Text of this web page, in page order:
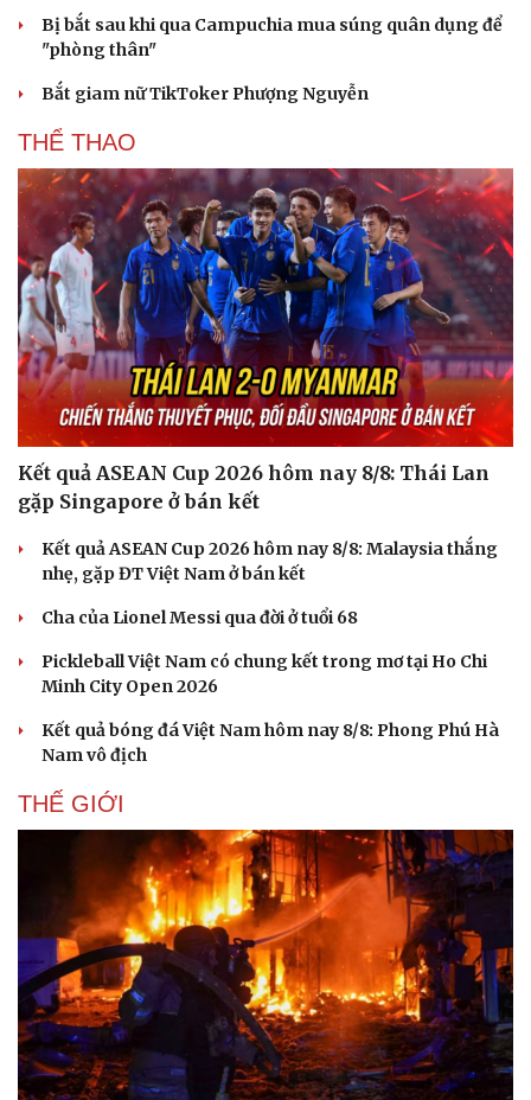
Bị bắt sau khi qua Campuchia mua súng quân dụng để
"phòng thân"
Bắt giam nữ TikToker Phượng Nguyễn
THỂ THAO
Kết quả ASEAN Cup 2026 hôm nay 8/8: Thái Lan
gặp Singapore ở bán kết
Kết quả ASEAN Cup 2026 hôm nay 8/8: Malaysia thắng
nhẹ, gặp ĐT Việt Nam ở bán kết
Cha của Lionel Messi qua đời ở tuổi 68
Pickleball Việt Nam có chung kết trong mơ tại Ho Chi
Minh City Open 2026
Kết quả bóng đá Việt Nam hôm nay 8/8: Phong Phú Hà
Nam vô địch
THẾ GIỚI